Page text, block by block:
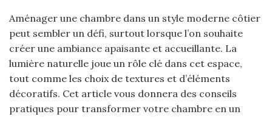
Aménager une chambre dans un style moderne côtier
peut sembler un défi, surtout lorsque l’on souhaite
créer une ambiance apaisante et accueillante. La
lumière naturelle joue un rôle clé dans cet espace,
tout comme les choix de textures et d’éléments
décoratifs. Cet article vous donnera des conseils
pratiques pour transformer votre chambre en un